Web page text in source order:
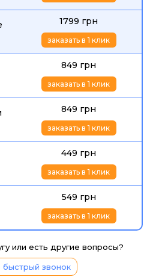
1799 грн
заказать в 1 клик
849 грн
заказать в 1 клик
849 грн
заказать в 1 клик
449 грн
заказать в 1 клик
549 грн
заказать в 1 клик
или есть другие вопросы?
быстрый звонок